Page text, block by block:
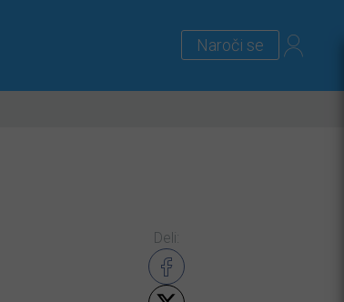
Naroči se
Deli: